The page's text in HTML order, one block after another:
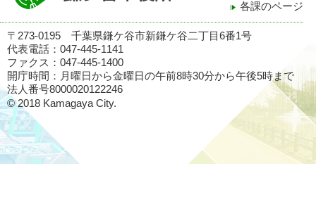
各課のページ
〒273-0195 千葉県鎌ケ谷市新鎌ケ谷二丁目6番1号
代表電話：047-445-1141
ファクス：047-445-1400
開庁時間：月曜日から金曜日の午前8時30分から午後5時まで
法人番号8000020122246
© 2018 Kamagaya City.